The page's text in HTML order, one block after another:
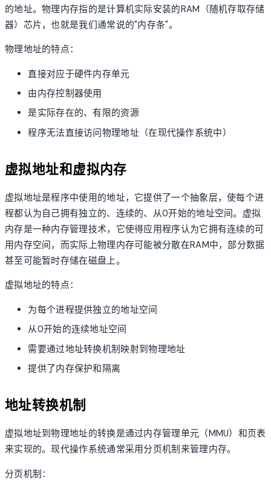
的地址。物理内存指的是计算机实际安装的RAM（随机存取存储
器）芯片，也就是我们通常说的"内存条"。
物理地址的特点：
直接对应于硬件内存单元
由内存控制器使用
是实际存在的、有限的资源
程序无法直接访问物理地址（在现代操作系统中）
虚拟地址和虚拟内存
虚拟地址是程序中使用的地址，它提供了一个抽象层，使每个进
程都认为自己拥有独立的、连续的、从0开始的地址空间。虚拟
内存是一种内存管理技术，它使得应用程序认为它拥有连续的可
用内存空间，而实际上物理内存可能被分散在RAM中，部分数据
甚至可能暂时存储在磁盘上。
虚拟地址的特点：
为每个进程提供独立的地址空间
从0开始的连续地址空间
需要通过地址转换机制映射到物理地址
提供了内存保护和隔离
地址转换机制
虚拟地址到物理地址的转换是通过内存管理单元（MMU）和页表
来实现的。现代操作系统通常采用分页机制来管理内存。
分页机制：